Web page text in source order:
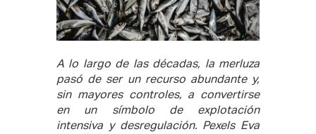
A lo largo de las décadas, la merluza
pasó de ser un recurso abundante y,
sin mayores controles, a convertirse
en un símbolo de explotación
intensiva y desregulación. Pexels Eva